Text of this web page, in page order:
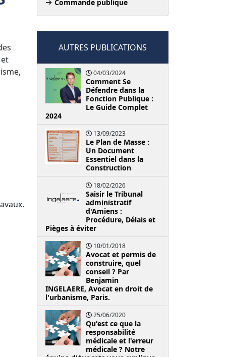
Commande publique
AUTRES PUBLICATIONS
04/03/2024
Comment Se
Défendre dans la
Fonction Publique :
Le Guide Complet
2024
13/09/2023
Le Plan de Masse :
Un Document
Essentiel dans la
Construction
18/02/2026
Saisir le Tribunal
administratif
d'Amiens :
Procédure, Délais et
Pièges à éviter
10/01/2018
Avocat et permis de
construire, quel
conseil ? Par
Benjamin
INGELAERE, Avocat en droit de
l'urbanisme, Paris.
25/06/2020
Qu'est ce que la
responsabilité
médicale et l'erreur
médicale ? Notre